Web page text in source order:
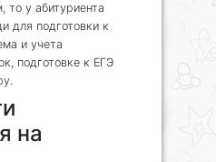
то у абитуриента
для подготовки к
и учета
подготовке к ЕГЭ
на